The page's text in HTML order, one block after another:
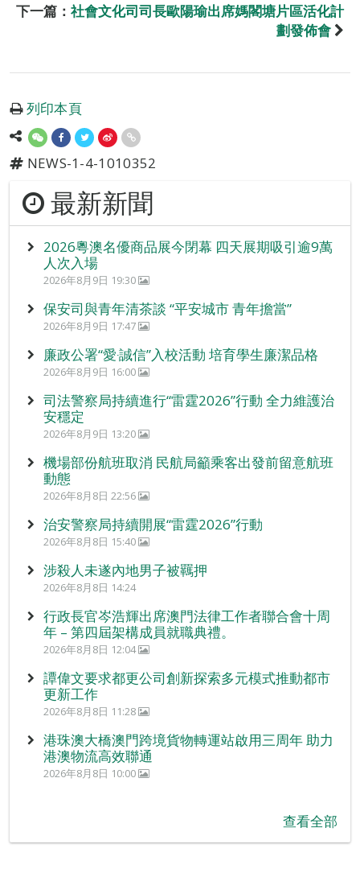
下一篇： 社會文化司司長歐陽瑜出席媽閣塘片區活化計
劃發佈會
列印本頁
NEWS-1-4-1010352
最新新聞
2026粵澳名優商品展今閉幕 四天展期吸引逾9萬
人次入場
2026年8月9日 19:30
保安司與青年清茶談 “平安城市 青年擔當”
2026年8月9日 17:47
廉政公署“愛‧誠信”入校活動 培育學生廉潔品格
2026年8月9日 16:00
司法警察局持續進行“雷霆2026”行動 全力維護治
安穩定
2026年8月9日 13:20
機場部份航班取消 民航局籲乘客出發前留意航班
動態
2026年8月8日 22:56
治安警察局持續開展“雷霆2026”行動
2026年8月8日 15:40
涉殺人未遂內地男子被羈押
2026年8月8日 14:24
行政長官岑浩輝出席澳門法律工作者聯合會十周
年 – 第四屆架構成員就職典禮。
2026年8月8日 12:04
譚偉文要求都更公司創新探索多元模式推動都市
更新工作
2026年8月8日 11:28
港珠澳大橋澳門跨境貨物轉運站啟用三周年 助力
港澳物流高效聯通
2026年8月8日 10:00
查看全部